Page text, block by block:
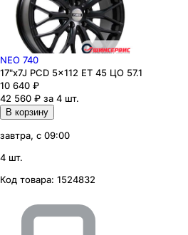
NEO 740
17"x7J PCD 5x112 ЕТ 45 ЦО 57.1
10 640 ₽
42 560 ₽ за 4 шт.
В корзину
завтра, с 09:00
4 шт.
Код товара: 1524832